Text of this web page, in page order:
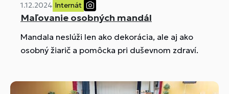
1.12.2024 Internát
Maľovanie osobných mandál
Mandala neslúži len ako dekorácia, ale aj ako
osobný žiarič a pomôcka pri duševnom zdraví.